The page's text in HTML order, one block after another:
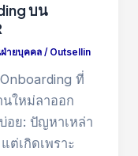
บน
ายบุคคล/ Outsellin
ที่
ใหม่ลาออก
อย: ปัญหาเหล่า
ต่เกิดเพราะ